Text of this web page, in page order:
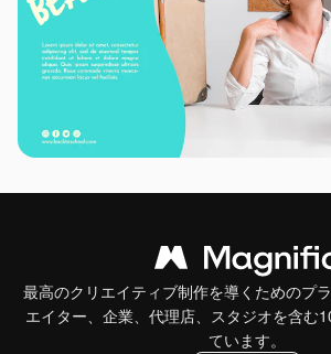
最高のクリエイティブ制作を導くためのプ
エイター、企業、代理店、スタジオを含む
ています。